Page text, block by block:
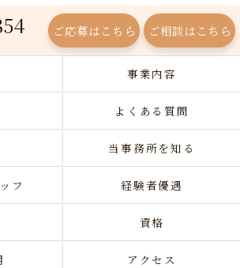
ご応募はこちら ご相談はこちら
事業内容
よくある質問
当事務所を知る
フ 経験者優遇
資格
アクセス